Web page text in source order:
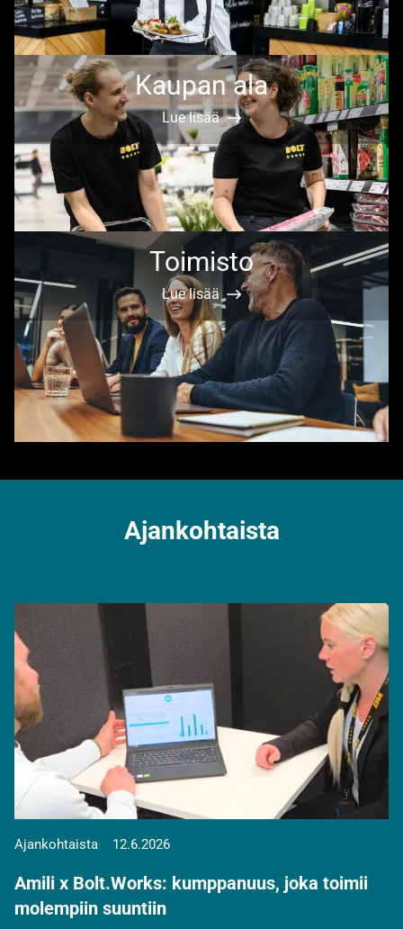
Kaupan ala
Lue lisää
Toimisto
Lue lisää
Ajankohtaista
Ajankohtaista 12.6.2026
Amili x Bolt.Works: kumppanuus, joka toimii
molempiin suuntiin